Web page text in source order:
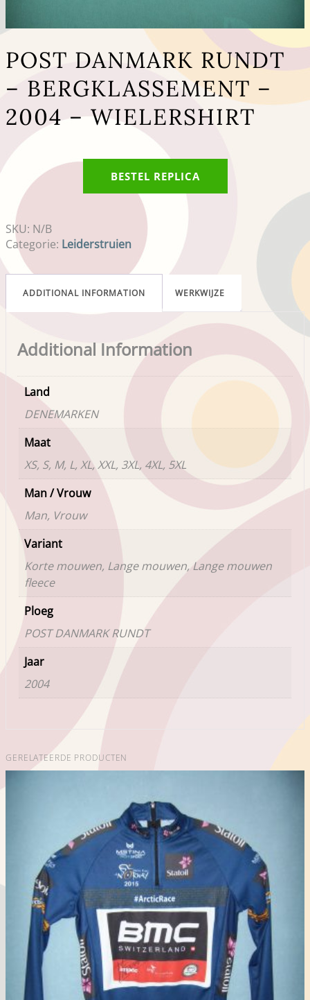
POST DANMARK RUNDT
– BERGKLASSEMENT –
2004 – WIELERSHIRT
BESTEL REPLICA
SKU: N/B
Categorie: Leiderstruien
ADDITIONAL INFORMATION WERKWIJZE
Additional Information
Land
DENEMARKEN
Maat
XS, S, M, L, XL, XXL, 3XL, 4XL, 5XL
Man / Vrouw
Man, Vrouw
Variant
Korte mouwen, Lange mouwen, Lange mouwen
fleece
Ploeg
POST DANMARK RUNDT
Jaar
2004
GERELATEERDE PRODUCTEN